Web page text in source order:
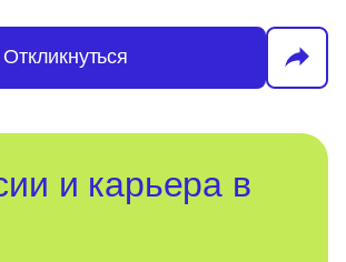
Откликнуться
и карьера в